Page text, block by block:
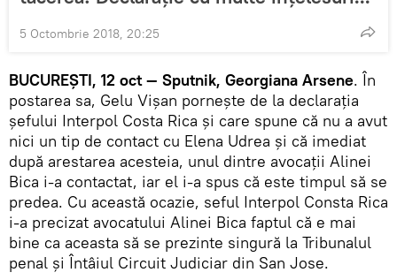
5 Octombrie 2018, 20:25
BUCUREŞTI, 12 oct — Sputnik, Georgiana Arsene. În
postarea sa, Gelu Vişan porneşte de la declaraţia
şefului Interpol Costa Rica şi care spune că nu a avut
nici un tip de contact cu Elena Udrea şi că imediat
după arestarea acesteia, unul dintre avocaţii Alinei
Bica i-a contactat, iar el i-a spus că este timpul să se
predea. Cu această ocazie, seful Interpol Consta Rica
i-a precizat avocatului Alinei Bica faptul că e mai
bine ca aceasta să se prezinte singură la Tribunalul
penal şi Întâiul Circuit Judiciar din San Jose.